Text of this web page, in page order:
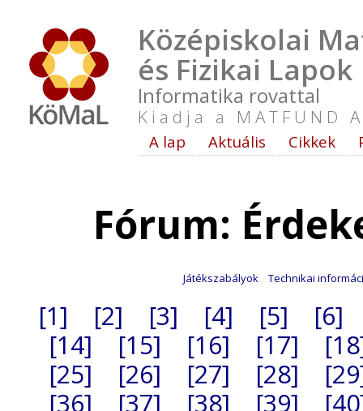
Középiskolai
és Fizikai Lapok
Informatika rovattal
Kiadja a MATFUND
A lap Aktuális Cikkek
Fórum:
Játékszabályok Technikai
[1] [2] [3] [4] [5]
[6]
[14]
[15] [16] [17]
[25]
[26] [27] [28]
[36]
[37] [38] [39]